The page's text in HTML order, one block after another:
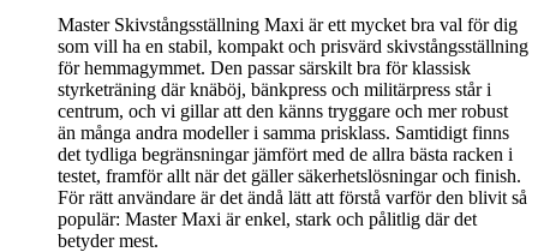
Master Skivstångsställning Maxi är ett mycket bra val för dig
som vill ha en stabil, kompakt och prisvärd skivstångsställning
för hemmagymmet. Den passar särskilt bra för klassisk
styrketräning där knäböj, bänkpress och militärpress står i
centrum, och vi gillar att den känns tryggare och mer robust
än många andra modeller i samma prisklass. Samtidigt finns
det tydliga begränsningar jämfört med de allra bästa racken i
testet, framför allt när det gäller säkerhetslösningar och finish.
För rätt användare är det ändå lätt att förstå varför den blivit så
populär: Master Maxi är enkel, stark och pålitlig där det
betyder mest.